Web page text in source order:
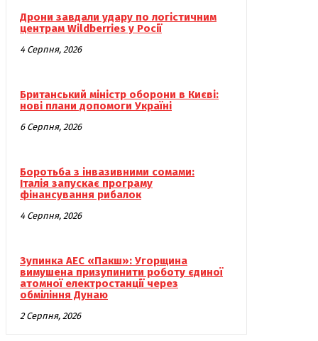
Дрони завдали удару по логістичним
центрам Wildberries у Росії
4 Серпня, 2026
Британський міністр оборони в Києві:
нові плани допомоги Україні
6 Серпня, 2026
Боротьба з інвазивними сомами:
Італія запускає програму
фінансування рибалок
4 Серпня, 2026
Зупинка АЕС «Пакш»: Угорщина
вимушена призупинити роботу єдиної
атомної електростанції через
обміління Дунаю
2 Серпня, 2026